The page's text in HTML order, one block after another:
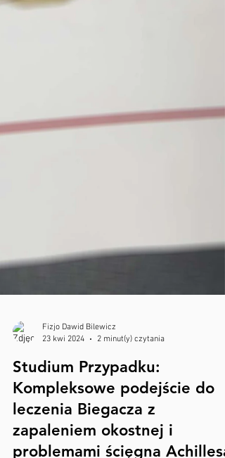
Fizjo Dawid Bilewicz
23 kwi 2024
2 minut(y) czytania
Studium Przypadku:
Kompleksowe podejście do